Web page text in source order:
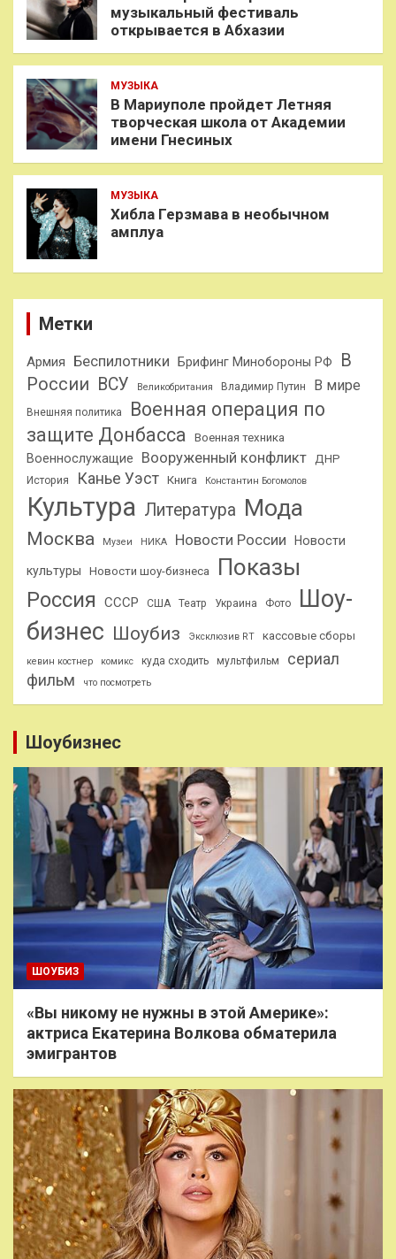
музыкальный фестиваль
открывается в Абхазии
МУЗЫКА
В Мариуполе пройдет Летняя
творческая школа от Академии
имени Гнесиных
МУЗЫКА
Хибла Герзмава в необычном
амплуа
Метки
Армия Беспилотники Брифинг Минобороны РФ
В
России ВСУ Великобритания Владимир Путин В мире
Внешняя политика
Военная операция по
защите Донбасса
Военная техника
Военнослужащие Вооруженный конфликт ДНР
История Канье Уэст Книга Константин Богомолов
Культура Литература Мода
Москва Музеи НИКА Новости России Новости
культуры Новости шоу-бизнеса Показы
Россия СССР США Театр Украина Фото
Шоу-
бизнес Шоубиз Эксклюзив RT кассовые сборы
кевин костнер комикс куда сходить мультфильм
сериал
фильм
что посмотреть
Шоубизнес
ШОУБИЗ
«Вы никому не нужны в этой Америке»:
актриса Екатерина Волкова обматерила
эмигрантов